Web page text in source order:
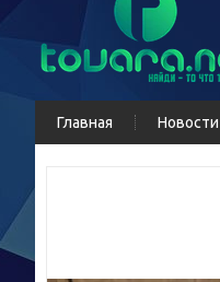
Главная Новости